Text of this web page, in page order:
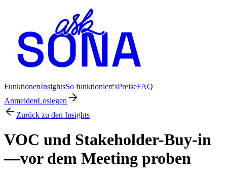
FunktionenInsightsSo funktioniert'sPreiseFAQ
AnmeldenLoslegen
Zurück zu den Insights
VOC und Stakeholder-Buy-in
—vor dem Meeting proben